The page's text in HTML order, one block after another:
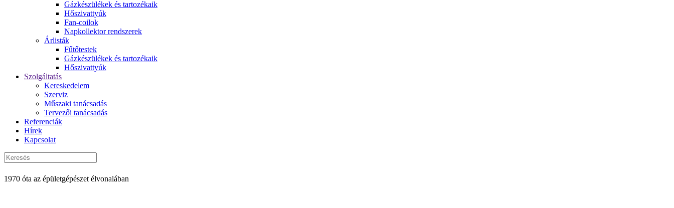
Gázkészülékek és tartozékaik
Hőszivattyúk
Fan-coilok
Napkollektor rendszerek
Árlisták
Fűtőtestek
Gázkészülékek és tartozékaik
Hőszivattyúk
Szolgáltatás
Kereskedelem
Szerviz
Műszaki tanácsadás
Tervezői tanácsadás
Referenciák
Hírek
Kapcsolat
1970 óta az épületgépészet élvonalában